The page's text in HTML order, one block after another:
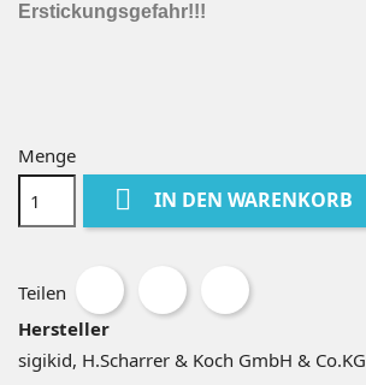
Erstickungsgefahr!!!
Menge
 IN DEN WARENKORB
Teilen
Hersteller
sigikid, H.Scharrer & Koch GmbH & Co.KG